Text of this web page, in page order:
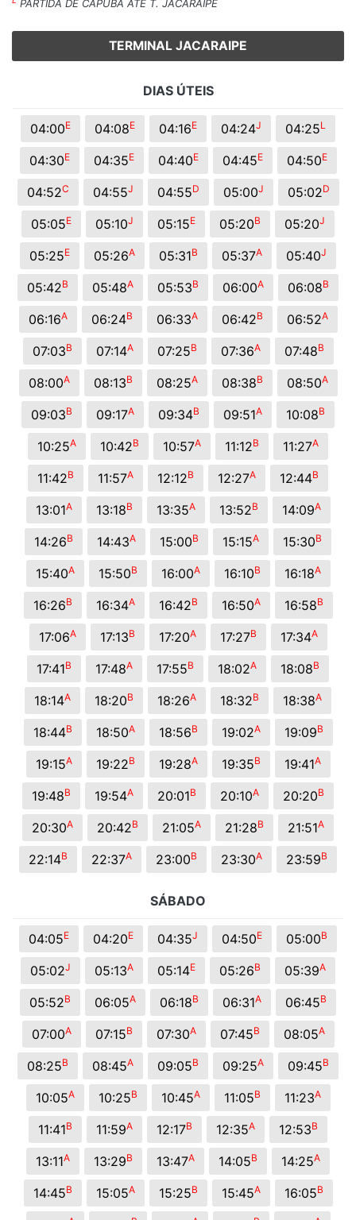
PARTIDA DE CAPUBA ATÉ T. JACARAÍPE
TERMINAL JACARAIPE
DIAS ÚTEIS
04:00E 04:08E 04:16E 04:24J 04:25L
04:30E 04:35E 04:40E 04:45E 04:50E
04:52C 04:55J 04:55D 05:00J 05:02D
05:05E 05:10J 05:15E 05:20B 05:20J
05:25E 05:26A 05:31B 05:37A 05:40J
05:42B 05:48A 05:53B 06:00A 06:08B
06:16A 06:24B 06:33A 06:42B 06:52A
07:03B 07:14A 07:25B 07:36A 07:48B
08:00A 08:13B 08:25A 08:38B 08:50A
09:03B 09:17A 09:34B 09:51A 10:08B
10:25A 10:42B 10:57A 11:12B 11:27A
11:42B 11:57A 12:12B 12:27A 12:44B
13:01A 13:18B 13:35A 13:52B 14:09A
14:26B 14:43A 15:00B 15:15A 15:30B
15:40A 15:50B 16:00A 16:10B 16:18A
16:26B 16:34A 16:42B 16:50A 16:58B
17:06A 17:13B 17:20A 17:27B 17:34A
17:41B 17:48A 17:55B 18:02A 18:08B
18:14A 18:20B 18:26A 18:32B 18:38A
18:44B 18:50A 18:56B 19:02A 19:09B
19:15A 19:22B 19:28A 19:35B 19:41A
19:48B 19:54A 20:01B 20:10A 20:20B
20:30A 20:42B 21:05A 21:28B 21:51A
22:14B 22:37A 23:00B 23:30A 23:59B
SÁBADO
04:05E 04:20E 04:35J 04:50E 05:00B
05:02J 05:13A 05:14E 05:26B 05:39A
05:52B 06:05A 06:18B 06:31A 06:45B
07:00A 07:15B 07:30A 07:45B 08:05A
08:25B 08:45A 09:05B 09:25A 09:45B
10:05A 10:25B 10:45A 11:05B 11:23A
11:41B 11:59A 12:17B 12:35A 12:53B
13:11A 13:29B 13:47A 14:05B 14:25A
14:45B 15:05A 15:25B 15:45A 16:05B